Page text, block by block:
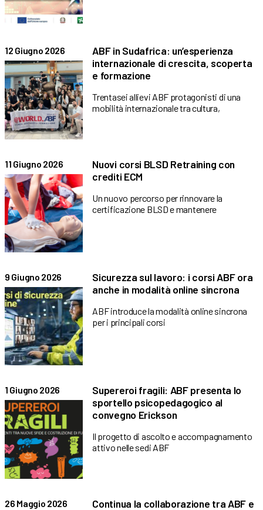
12 Giugno 2026
ABF in Sudafrica: un’esperienza
internazionale di crescita, scoperta
e formazione
Trentasei allievi ABF protagonisti di una
mobilità internazionale tra cultura,
11 Giugno 2026
Nuovi corsi BLSD Retraining con
crediti ECM
Un nuovo percorso per rinnovare la
certificazione BLSD e mantenere
9 Giugno 2026
Sicurezza sul lavoro: i corsi ABF ora
anche in modalità online sincrona
ABF introduce la modalità online sincrona
per i principali corsi
1 Giugno 2026
Supereroi fragili: ABF presenta lo
sportello psicopedagogico al
convegno Erickson
Il progetto di ascolto e accompagnamento
attivo nelle sedi ABF
26 Maggio 2026
Continua la collaborazione tra ABF e